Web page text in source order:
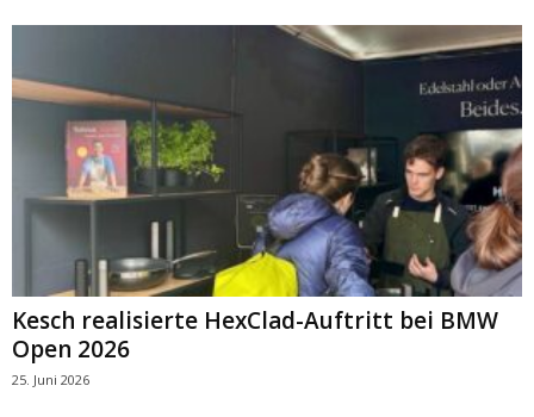
Kesch realisierte HexClad-Auftritt bei BMW
Open 2026
25. Juni 2026